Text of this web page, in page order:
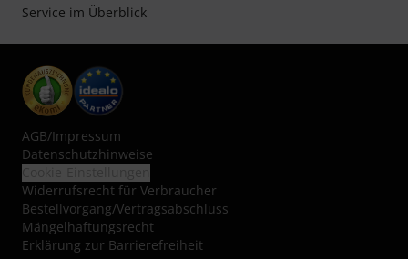
Service im Überblick
AGB/Impressum
Datenschutzhinweise
Widerrufsrecht für Verbraucher
Bestellvorgang/Vertragsabschluss
Mängelhaftungsrecht
Erklärung zur Barrierefreiheit